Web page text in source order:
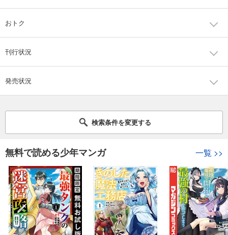
おトク
刊行状況
発売状況
検索条件を変更する
無料で読める少年マンガ 一覧 >>